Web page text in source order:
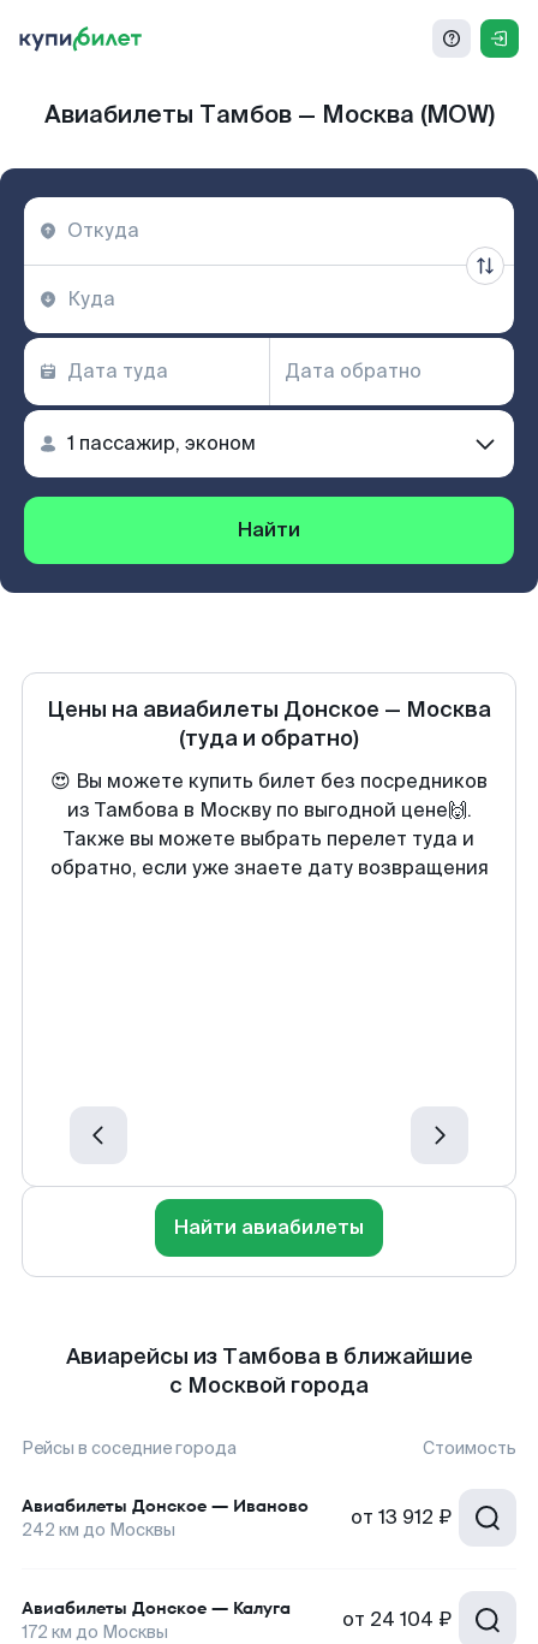
Авиабилеты Тамбов — Москва (MOW)
Найти
Цены на авиабилеты Донское — Москва
(туда и обратно)
😍 Вы можете купить билет без посредников
из Тамбова в Москву по выгодной цене🙌.
Также вы можете выбрать перелет туда и
обратно, если уже знаете дату возвращения
Найти авиабилеты
Авиарейсы из Тамбова в ближайшие
с Москвой города
Рейсы в соседние города Стоимость
Авиабилеты Донское — Иваново
242 км до Москвы от 13 912 ₽
Авиабилеты Донское — Калуга
172 км до Москвы от 24 104 ₽